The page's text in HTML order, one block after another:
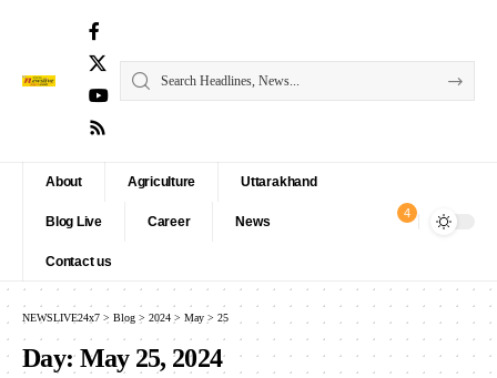
About Agriculture Uttarakhand
Blog Live Career News
Contact us
4
NEWSLIVE24x7 > Blog > 2024 > May > 25
Day:May 25, 2024